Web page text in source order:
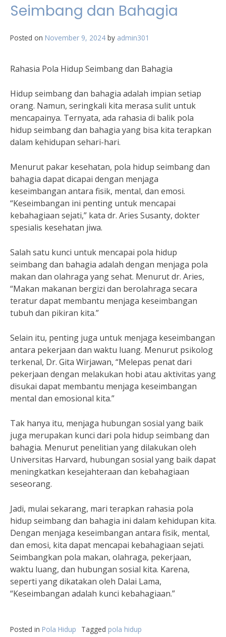
Seimbang dan Bahagia
Posted on November 9, 2024 by admin301
Rahasia Pola Hidup Seimbang dan Bahagia
Hidup seimbang dan bahagia adalah impian setiap
orang. Namun, seringkali kita merasa sulit untuk
mencapainya. Ternyata, ada rahasia di balik pola
hidup seimbang dan bahagia yang bisa kita terapkan
dalam kehidupan sehari-hari.
Menurut pakar kesehatan, pola hidup seimbang dan
bahagia dapat dicapai dengan menjaga
keseimbangan antara fisik, mental, dan emosi.
“Keseimbangan ini penting untuk mencapai
kebahagiaan sejati,” kata dr. Aries Susanty, dokter
spesialis kesehatan jiwa.
Salah satu kunci untuk mencapai pola hidup
seimbang dan bahagia adalah dengan menjaga pola
makan dan olahraga yang sehat. Menurut dr. Aries,
“Makan makanan bergizi dan berolahraga secara
teratur dapat membantu menjaga keseimbangan
tubuh dan pikiran kita.”
Selain itu, penting juga untuk menjaga keseimbangan
antara pekerjaan dan waktu luang. Menurut psikolog
terkenal, Dr. Gita Wirjawan, “Melepas penat dari
pekerjaan dengan melakukan hobi atau aktivitas yang
disukai dapat membantu menjaga keseimbangan
mental dan emosional kita.”
Tak hanya itu, menjaga hubungan sosial yang baik
juga merupakan kunci dari pola hidup seimbang dan
bahagia. Menurut penelitian yang dilakukan oleh
Universitas Harvard, hubungan sosial yang baik dapat
meningkatkan kesejahteraan dan kebahagiaan
seseorang.
Jadi, mulai sekarang, mari terapkan rahasia pola
hidup seimbang dan bahagia ini dalam kehidupan kita.
Dengan menjaga keseimbangan antara fisik, mental,
dan emosi, kita dapat mencapai kebahagiaan sejati.
Seimbangkan pola makan, olahraga, pekerjaan,
waktu luang, dan hubungan sosial kita. Karena,
seperti yang dikatakan oleh Dalai Lama,
“Keseimbangan adalah kunci kebahagiaan.”
Posted in Pola Hidup Tagged pola hidup